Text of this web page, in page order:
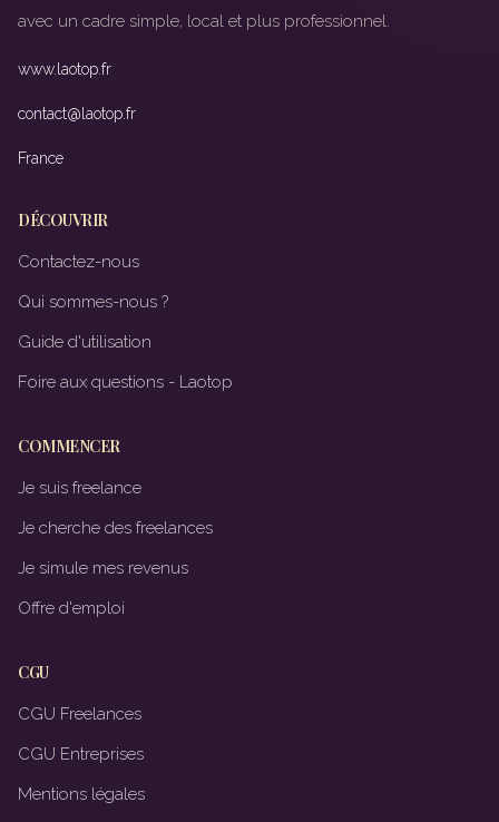
avec un cadre simple, local et plus professionnel.
www.laotop.fr
contact@laotop.fr
France
DÉCOUVRIR
Contactez-nous
Qui sommes-nous ?
Guide d'utilisation
Foire aux questions - Laotop
COMMENCER
Je suis freelance
Je cherche des freelances
Je simule mes revenus
Offre d'emploi
CGU
CGU Freelances
CGU Entreprises
Mentions légales